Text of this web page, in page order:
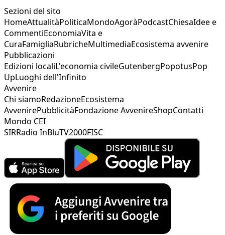
Sezioni del sito
HomeAttualitàPoliticaMondoAgoràPodcastChiesaIdee e
CommentiEconomiaVita e
CuraFamigliaRubricheMultimediaEcosistema avvenire
Pubblicazioni
Edizioni localiL'economia civileGutenbergPopotusPop
UpLuoghi dell'Infinito
Avvenire
Chi siamoRedazioneEcosistema
AvvenirePubblicitàFondazione AvvenireShopContatti
Mondo CEI
SIRRadio InBluTV2000FISC